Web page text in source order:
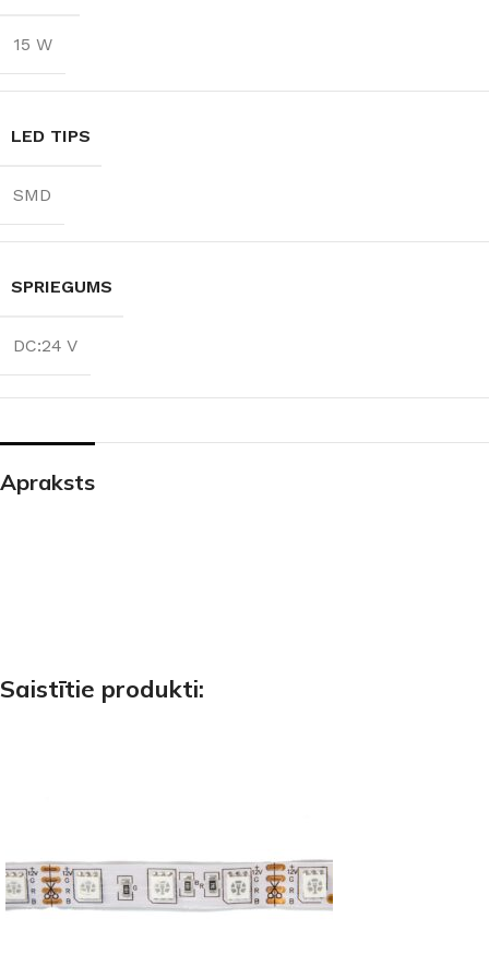
15 W
LED TIPS
SMD
SPRIEGUMS
DC:24 V
Apraksts
Saistītie produkti: